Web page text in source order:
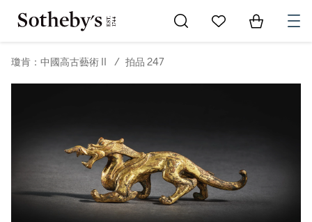
Go to My Favorites
Items in
瓊肯：中國高古藝術 II / 拍品 247